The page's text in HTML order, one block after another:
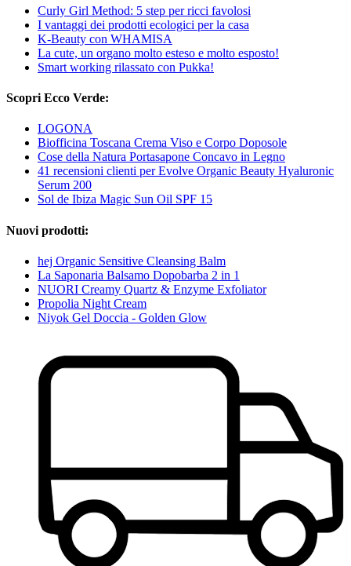
Curly Girl Method: 5 step per ricci favolosi
I vantaggi dei prodotti ecologici per la casa
K-Beauty con WHAMISA
La cute, un organo molto esteso e molto esposto!
Smart working rilassato con Pukka!
Scopri Ecco Verde:
LOGONA
Biofficina Toscana Crema Viso e Corpo Doposole
Cose della Natura Portasapone Concavo in Legno
41 recensioni clienti per Evolve Organic Beauty Hyaluronic
Serum 200
Sol de Ibiza Magic Sun Oil SPF 15
Nuovi prodotti:
hej Organic Sensitive Cleansing Balm
La Saponaria Balsamo Dopobarba 2 in 1
NUORI Creamy Quartz & Enzyme Exfoliator
Propolia Night Cream
Niyok Gel Doccia - Golden Glow